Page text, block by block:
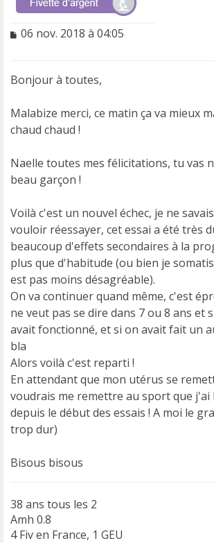
M
a
e
n
o
l
u
06 nov. 2018 à 04:05
Bonjour à toutes,
Malabize merci, ce matin ça va mieux
chaud chaud !
Naelle toutes mes félicitations, tu vas
beau garçon !
Voilà c'est un nouvel échec, je ne
vouloir réessayer, cet essai a été très
beaucoup d'effets secondaires à la
plus que d'habitude (ou bien je
est pas moins désagréable).
On va continuer quand même, c'est
ne veut pas se dire dans 7 ou 8 ans et
avait fonctionné, et si on avait fait un
bla
Alors voilà c'est reparti !
En attendant que mon utérus se
voudrais me remettre au sport que j'ai
depuis le début des essais ! A moi le
trop dur)
Bisous bisous
38 ans tous les 2
Amh 0.8
4 Fiv en France, 1 GEU